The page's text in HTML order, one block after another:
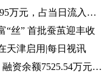
开勒股份：6月28日获融资买入252.95万元，占当日流入资金比例11.65%-世界即时
“丝” 首批蚕茧迎丰收
天津启用|每日视讯
农业ETF：融资净买入108.74万元，融资余额7525.54万元（06-28）